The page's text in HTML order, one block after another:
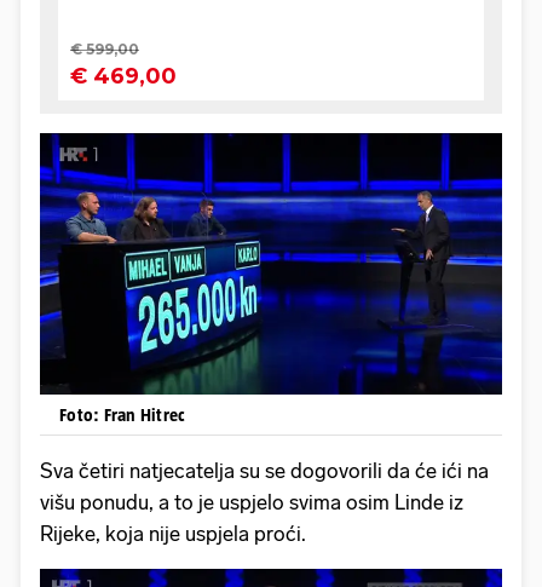
Foto: Fran Hitrec
Sva četiri natjecatelja su se dogovorili da će ići na
višu ponudu, a to je uspjelo svima osim Linde iz
Rijeke, koja nije uspjela proći.